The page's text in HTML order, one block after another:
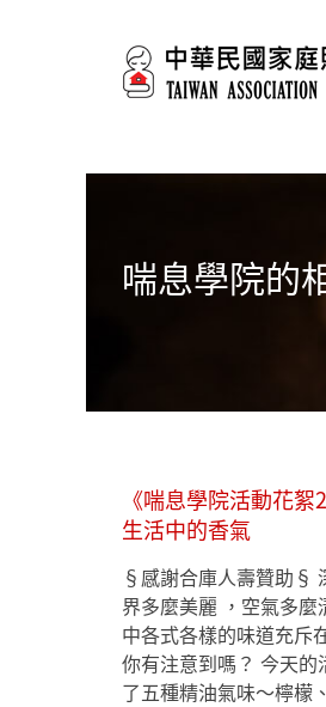
喘息學院的
《喘息學院活動花
生活中的香氣
​§感謝合庫人壽贊助§
界多麼美麗 ，空氣多麼
中各式各樣的味道充斥
你有注意到嗎？ 今天的
了五種精油氣味～檸檬